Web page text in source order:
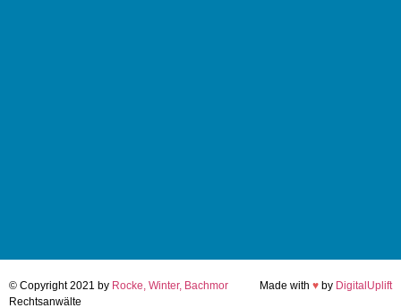
© Copyright 2021 by Rocke, Winter, Bachmor
Rechtsanwälte
Made with ♥ by DigitalUplift